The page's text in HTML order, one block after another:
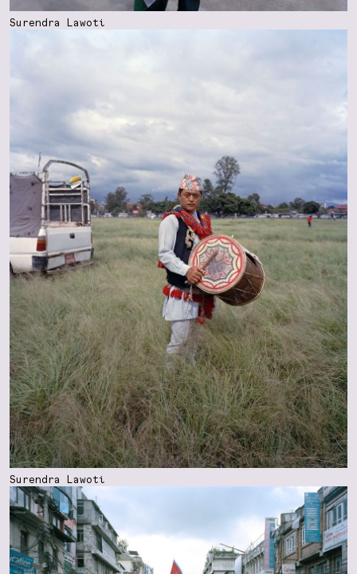
Surendra Lawoti
Surendra Lawoti